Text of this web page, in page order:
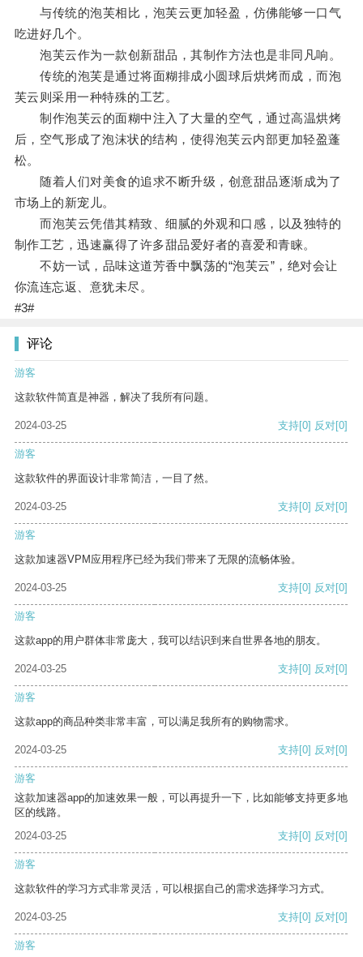
与传统的泡芙相比，泡芙云更加轻盈，仿佛能够一口气
吃进好几个。
泡芙云作为一款创新甜品，其制作方法也是非同凡响。
传统的泡芙是通过将面糊排成小圆球后烘烤而成，而泡
芙云则采用一种特殊的工艺。
制作泡芙云的面糊中注入了大量的空气，通过高温烘烤
后，空气形成了泡沫状的结构，使得泡芙云内部更加轻盈蓬
松。
随着人们对美食的追求不断升级，创意甜品逐渐成为了
市场上的新宠儿。
而泡芙云凭借其精致、细腻的外观和口感，以及独特的
制作工艺，迅速赢得了许多甜品爱好者的喜爱和青睐。
不妨一试，品味这道芳香中飘荡的“泡芙云”，绝对会让
你流连忘返、意犹未尽。
#3#
评论
游客
这款软件简直是神器，解决了我所有问题。
2024-03-25 支持[0] 反对[0]
游客
这款软件的界面设计非常简洁，一目了然。
2024-03-25 支持[0] 反对[0]
游客
这款加速器VPM应用程序已经为我们带来了无限的流畅体验。
2024-03-25 支持[0] 反对[0]
游客
这款app的用户群体非常庞大，我可以结识到来自世界各地的朋友。
2024-03-25 支持[0] 反对[0]
游客
这款app的商品种类非常丰富，可以满足我所有的购物需求。
2024-03-25 支持[0] 反对[0]
游客
这款加速器app的加速效果一般，可以再提升一下，比如能够支持更多地
区的线路。
2024-03-25
支持[0] 反对[0]
游客
这款软件的学习方式非常灵活，可以根据自己的需求选择学习方式。
2024-03-25 支持[0] 反对[0]
游客